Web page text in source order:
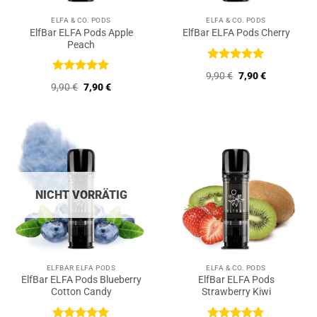
ELFA & CO. PODS
ElfBar ELFA Pods Apple
Peach
Bewertet
mit 5 von
9,90€ Ursprünglicher
Preis
7,90€Aktueller
ELFA & CO. PODS
ElfBar ELFA Pods Cherry
Bewertet
mit 5 von
9,90€ Ursprünglicher
Preis
7,90€Aktueller
NICHT VORRÄTIG
ELFBAR ELFA PODS
ElfBar ELFA Pods Blueberry
Cotton Candy
ELFA & CO. PODS
ElfBar ELFA Pods
Strawberry Kiwi